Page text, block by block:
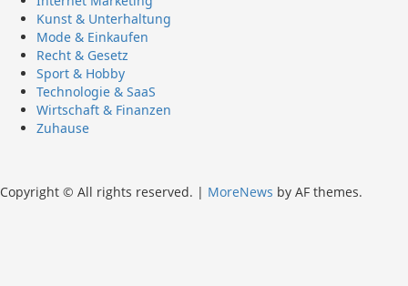
Kunst & Unterhaltung
Mode & Einkaufen
Recht & Gesetz
Sport & Hobby
Technologie & SaaS
Wirtschaft & Finanzen
Zuhause
Copyright © All rights reserved. | MoreNews by AF themes.